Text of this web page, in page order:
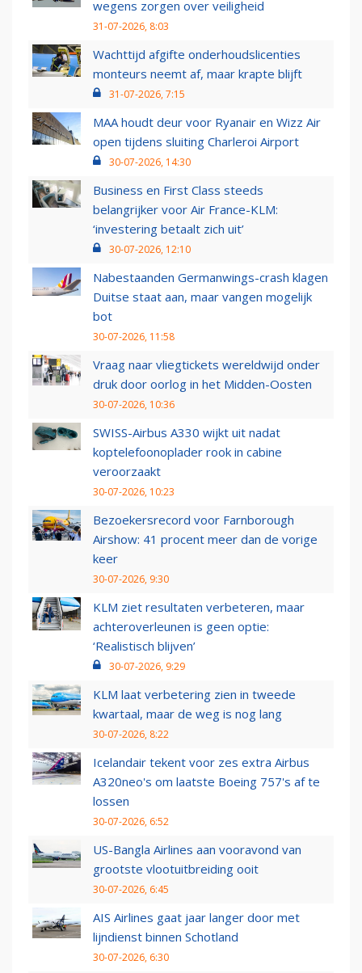
wegens zorgen over veiligheid
31-07-2026, 8:03
Wachttijd afgifte onderhoudslicenties
monteurs neemt af, maar krapte blijft
31-07-2026, 7:15
MAA houdt deur voor Ryanair en Wizz Air
open tijdens sluiting Charleroi Airport
30-07-2026, 14:30
Business en First Class steeds
belangrijker voor Air France-KLM:
‘investering betaalt zich uit’
30-07-2026, 12:10
Nabestaanden Germanwings-crash klagen
Duitse staat aan, maar vangen mogelijk
bot
30-07-2026, 11:58
Vraag naar vliegtickets wereldwijd onder
druk door oorlog in het Midden-Oosten
30-07-2026, 10:36
SWISS-Airbus A330 wijkt uit nadat
koptelefoonoplader rook in cabine
veroorzaakt
30-07-2026, 10:23
Bezoekersrecord voor Farnborough
Airshow: 41 procent meer dan de vorige
keer
30-07-2026, 9:30
KLM ziet resultaten verbeteren, maar
achteroverleunen is geen optie:
‘Realistisch blijven’
30-07-2026, 9:29
KLM laat verbetering zien in tweede
kwartaal, maar de weg is nog lang
30-07-2026, 8:22
Icelandair tekent voor zes extra Airbus
A320neo's om laatste Boeing 757's af te
lossen
30-07-2026, 6:52
US-Bangla Airlines aan vooravond van
grootste vlootuitbreiding ooit
30-07-2026, 6:45
AIS Airlines gaat jaar langer door met
lijndienst binnen Schotland
30-07-2026, 6:30